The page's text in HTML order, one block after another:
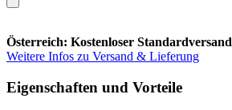
Österreich: Kostenloser Standardversand
Weitere Infos zu Versand & Lieferung
Eigenschaften und Vorteile